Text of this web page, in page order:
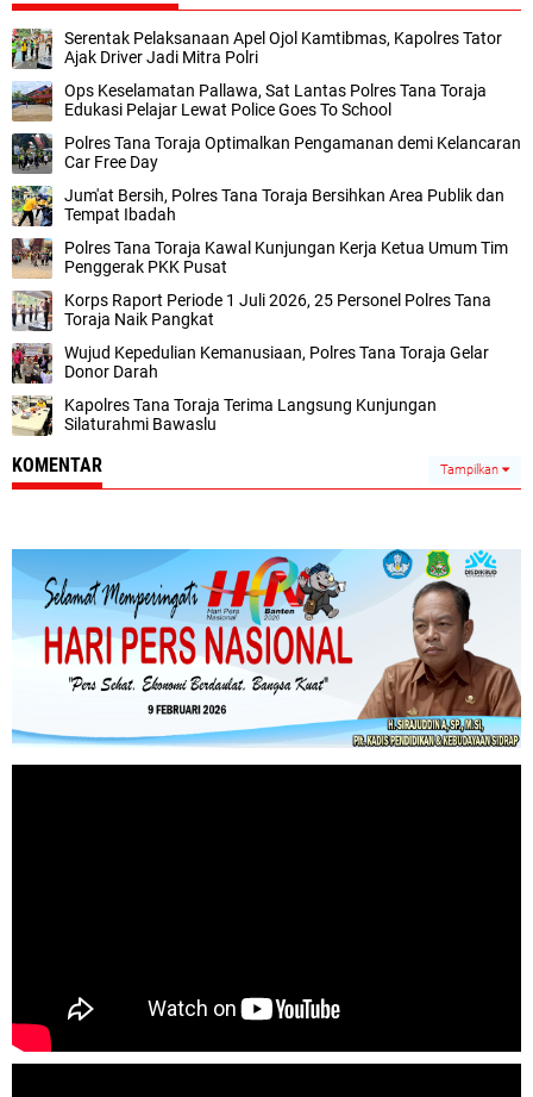
Serentak Pelaksanaan Apel Ojol Kamtibmas, Kapolres Tator
Ajak Driver Jadi Mitra Polri
Ops Keselamatan Pallawa, Sat Lantas Polres Tana Toraja
Edukasi Pelajar Lewat Police Goes To School
Polres Tana Toraja Optimalkan Pengamanan demi Kelancaran
Car Free Day
Jum'at Bersih, Polres Tana Toraja Bersihkan Area Publik dan
Tempat Ibadah
Polres Tana Toraja Kawal Kunjungan Kerja Ketua Umum Tim
Penggerak PKK Pusat
Korps Raport Periode 1 Juli 2026, 25 Personel Polres Tana
Toraja Naik Pangkat
Wujud Kepedulian Kemanusiaan, Polres Tana Toraja Gelar
Donor Darah
Kapolres Tana Toraja Terima Langsung Kunjungan
Silaturahmi Bawaslu
KOMENTAR Tampilkan